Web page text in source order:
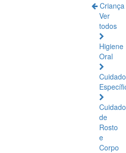
Criança
Ver
todos
Higiene
Oral
de
Rosto
e
Corpo